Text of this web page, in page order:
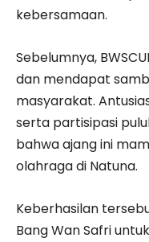
kebersamaan.
Sebelumnya,
dan mendapat
masyarakat.
serta partisipasi
bahwa ajang ini
olahraga di Natuna.
Keberhasilan
Bang Wan Safri